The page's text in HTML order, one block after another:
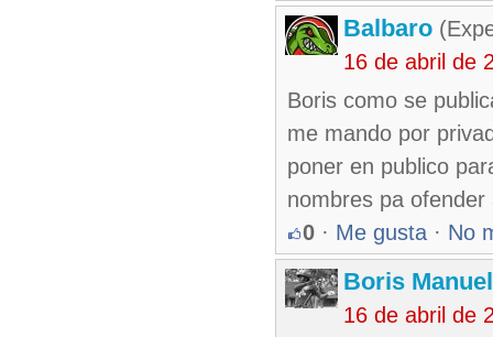
Balbaro
16 de abril de
Boris como se
me mando por
poner en publico
nombres pa
0 · Me gusta · No
Boris
16 de abril de